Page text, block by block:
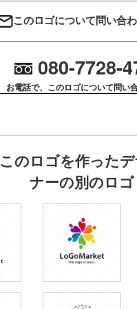
このロゴについて問い合
080-7728-
お電話で、このロゴについて問い
このロゴを作った
ナーの別のロゴ